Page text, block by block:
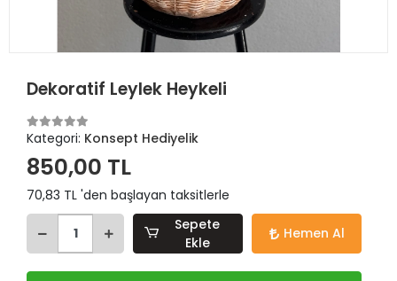
Dekoratif Leylek Heykeli
Kategori: Konsept Hediyelik
850,00 TL
70,83 TL 'den başlayan taksitlerle
Sepete
Ekle
Hemen Al